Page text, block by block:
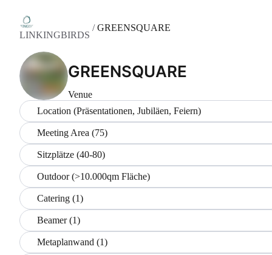
LINKINGBIRDS
/GREENSQUARE
GREENSQUARE
Venue
Location (Präsentationen, Jubiläen, Feiern)
Meeting Area (75)
Sitzplätze (40-80)
Outdoor (>10.000qm Fläche)
Catering (1)
Beamer (1)
Metaplanwand (1)